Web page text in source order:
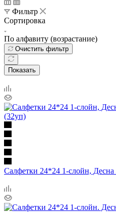
Фильтр
Сортировка
По алфавиту (возрастание)
Очистить фильтр
Показать
Салфетки 24*24 1-слойн,